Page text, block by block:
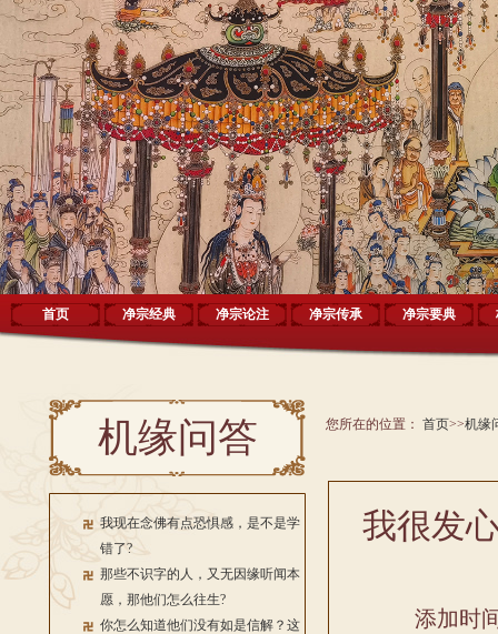
首页 净宗经典 净宗论注 净宗传承 净宗要典
机缘问答
我现在念佛有点恐惧感，是不是学
错了?
那些不识字的人，又无因缘听闻本
愿，那他们怎么往生?
你怎么知道他们没有如是信解？这
您所在的位置： 首页>>机缘
我很发
添加时